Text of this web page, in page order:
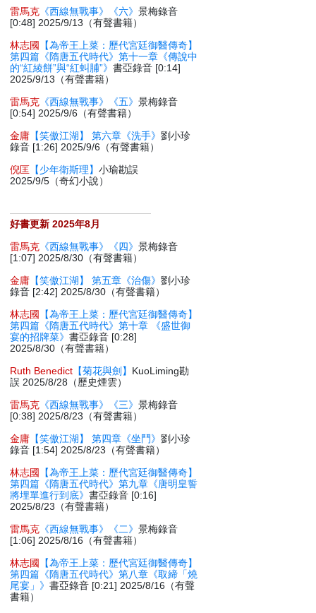
雷馬克 《西線無戰事》《六》景梅錄音
[0:48] 2025/9/13（有聲書籍）
林志國
【為帝王上菜：歷代宮廷御醫傳奇】
第四篇《隋唐五代時代》第十一章《傳說中
的“紅綾餅”與“紅虯脯”》書亞錄音 [0:14]
2025/9/13（有聲書籍）
雷馬克 《西線無戰事》《五》景梅錄音
[0:54] 2025/9/6（有聲書籍）
金庸 【笑傲江湖】 第六章《洗手》劉小珍
錄音 [1:26] 2025/9/6（有聲書籍）
倪匡 【少年衛斯理】小瑜勘誤
2025/9/5（奇幻小說）
好書更新 2025年8月
雷馬克 《西線無戰事》《四》景梅錄音
[1:07] 2025/8/30（有聲書籍）
金庸 【笑傲江湖】 第五章《治傷》劉小珍
錄音 [2:42] 2025/8/30（有聲書籍）
林志國
【為帝王上菜：歷代宮廷御醫傳奇】
第四篇《隋唐五代時代》第十章 《盛世御
宴的招牌菜》書亞錄音 [0:28]
2025/8/30（有聲書籍）
Ruth Benedict 【菊花與劍】 KuoLiming勘
誤 2025/8/28（歷史煙雲）
雷馬克 《西線無戰事》《三》景梅錄音
[0:38] 2025/8/23（有聲書籍）
金庸 【笑傲江湖】 第四章《坐鬥》劉小珍
錄音 [1:54] 2025/8/23（有聲書籍）
林志國
【為帝王上菜：歷代宮廷御醫傳奇】
第四篇《隋唐五代時代》第九章《唐明皇誓
將埋單進行到底》書亞錄音 [0:16]
2025/8/23（有聲書籍）
雷馬克 《西線無戰事》《二》景梅錄音
[1:06] 2025/8/16（有聲書籍）
林志國
【為帝王上菜：歷代宮廷御醫傳奇】
第四篇《隋唐五代時代》第八章《取締「燒
尾宴」》書亞錄音 [0:21] 2025/8/16（有聲
書籍）